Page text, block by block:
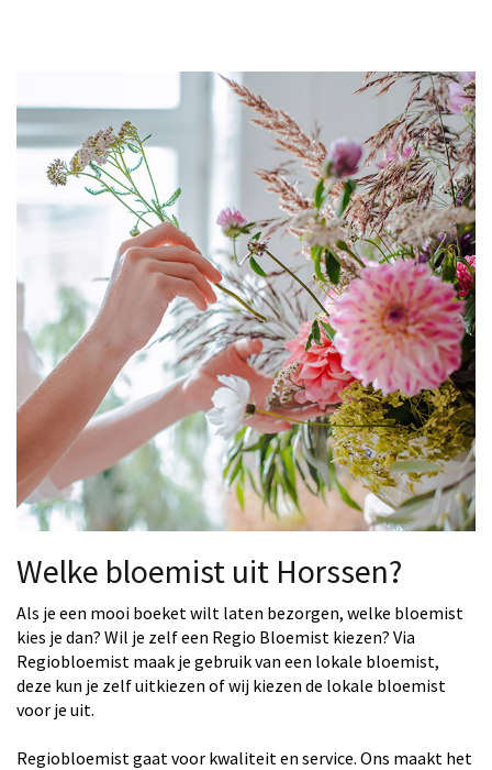
Welke bloemist uit Horssen?
Als je een mooi boeket wilt laten bezorgen, welke bloemist
kies je dan? Wil je zelf een Regio Bloemist kiezen? Via
Regiobloemist maak je gebruik van een lokale bloemist,
deze kun je zelf uitkiezen of wij kiezen de lokale bloemist
voor je uit.
Regiobloemist gaat voor kwaliteit en service. Ons maakt het